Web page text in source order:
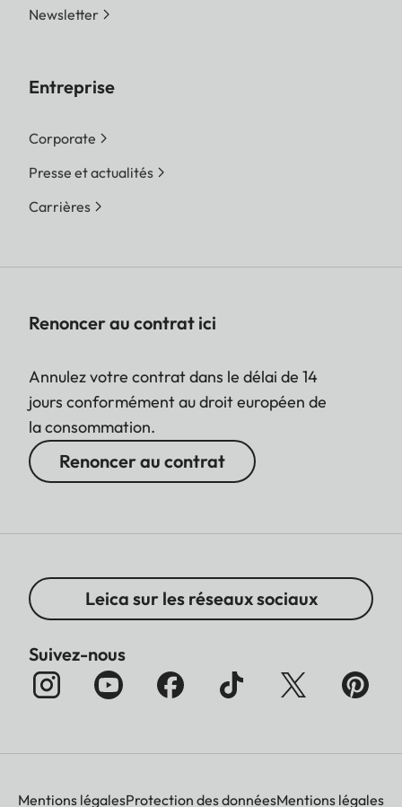
Newsletter
Entreprise
Corporate
Presse et actualités
Carrières
Renoncer au contrat ici
Annulez votre contrat dans le délai de 14
jours conformément au droit européen de
la consommation.
Renoncer au contrat
Leica sur les réseaux sociaux
Suivez-nous
Mentions légalesProtection des donnéesMentions légales